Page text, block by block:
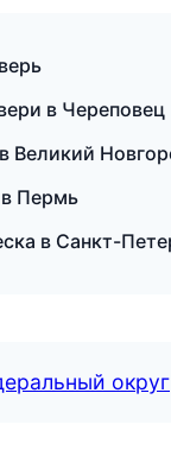
в Череповец
Великий
Пермь
в Санкт-
округ